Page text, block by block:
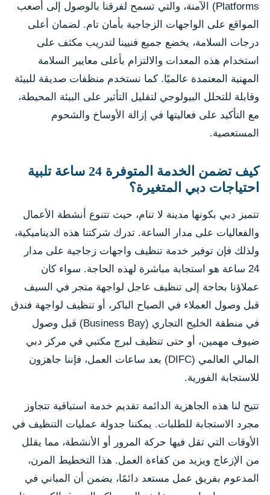
Platforms) الآمنة، والتي تسمح لفرقنا بالوصول إلى أصعب
المواقع على الواجهات الزجاجية بأمان تام. لضمان أعلى
درجات السلامة، يخضع جميع فنيينا لتدريب مكثف على
استخدام هذه المعدات والالتزام بأعلى معايير السلامة
المهنية المعتمدة عالميًا. كما نستخدم منظفات صديقة للبيئة
وقابلة للتحلل البيولوجي لتقليل التأثير على البيئة المحيطة،
مع التأكيد على فعاليتها في إزالة الأوساخ والشحوم
المستعصية.
كيف تضمن الخدمة المتوفرة 24 ساعة تلبية
احتياجات دبي المتغيرة؟
تتميز دبي بكونها مدينة لا تنام، حيث تتنوع أنشطة الأعمال
والفعاليات على مدار الساعة. تدرك شركتنا هذه الديناميكية،
ولذلك فإن توفير خدمة تنظيف واجهات زجاجية على مدار
24 ساعة هو استجابة مباشرة لهذه الحاجة. سواء كان
عملاؤنا بحاجة إلى تنظيف عاجل لواجهة متجر في السيف
قبل وصول العملاء في الصباح الباكر، أو تنظيف لواجهة فندق
في منطقة الخليج التجاري (Business Bay) قبل وصول
ضيوف مهمين، أو حتى تنظيف لبرج مكتبي في مركز دبي
المالي العالمي (DIFC) بعد ساعات العمل، فإننا جاهزون
للاستجابة الفورية.
تتيح لنا هذه الجاهزية الدائمة تقديم خدمة استباقية تتجاوز
مجرد الاستجابة للطلبات. يمكننا جدولة عمليات التنظيف في
الأوقات التي تقل فيها حركة المرور أو الأنشطة، مما يقلل
من الإزعاج ويزيد من كفاءة العمل. هذا التخطيط المرن،
المدعوم بفريق عمل مستعد دائمًا، يضمن أن المباني في